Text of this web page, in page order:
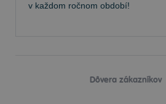
v každom ročnom období!
Dôvera zákazníkov